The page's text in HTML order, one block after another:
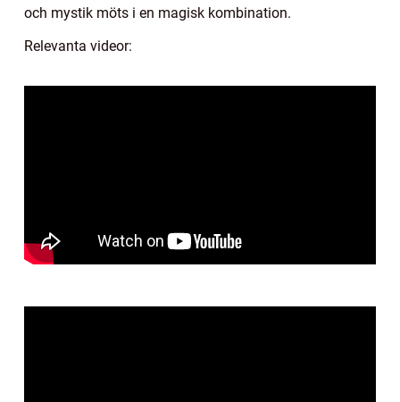
och mystik möts i en magisk kombination.
Relevanta videor: